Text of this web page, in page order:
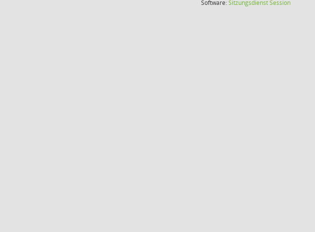
Software:SitzungsdienstSession(Wird in